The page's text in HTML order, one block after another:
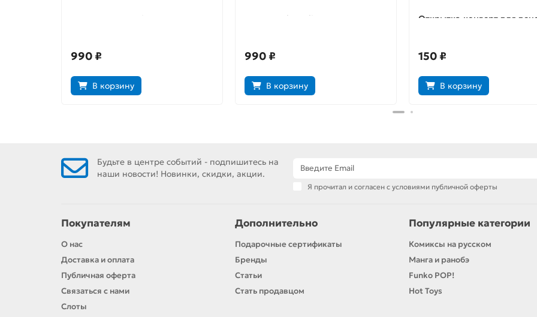
990 ₽
В корзину
Постер Fairy Tail А1 № 199
990 ₽
В корзину
Открытка-конверт для
150 ₽
В корзину
Будьте в центре событий - подпишитесь на
наши новости! Новинки, скидки, акции.
Я прочитал и согласен с условиями публичной оферты
Покупателям
О нас
Доставка и оплата
Публичная оферта
Связаться с нами
Слоты
Дополнительно
Подарочные сертификаты
Бренды
Статьи
Стать продавцом
Популярные категории
Комиксы на русском
Манга и ранобэ
Funko POP!
Hot Toys